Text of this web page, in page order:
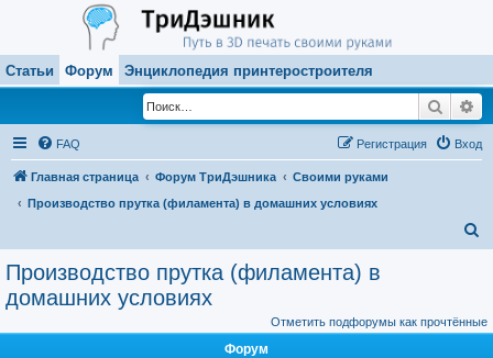
Статьи Форум Энциклопедия принтеростроителя
Поиск
FAQ Вход
Регистрация
Главная страница Форум ТриДэшника
Своими руками
Производство прутка (филамента) в домашних условиях
к
Производство прутка (филамента) в
домашних условиях
Отметить подфорумы как прочтённые
Форум